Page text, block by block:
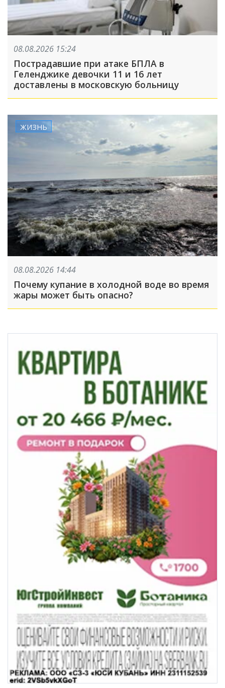
08.08.2026 15:24
Пострадавшие при атаке БПЛА в
Геленджике девочки 11 и 16 лет
доставлены в московскую больницу
ЖИЗНЬ
08.08.2026 14:44
Почему купание в холодной воде во время
жары может быть опасно?